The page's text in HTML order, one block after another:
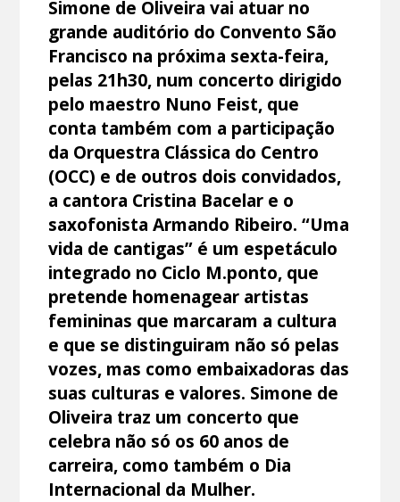
Simone de Oliveira vai atuar no
grande auditório do Convento São
Francisco na próxima sexta-feira,
pelas 21h30, num concerto dirigido
pelo maestro Nuno Feist, que
conta também com a participação
da Orquestra Clássica do Centro
(OCC) e de outros dois convidados,
a cantora Cristina Bacelar e o
saxofonista Armando Ribeiro. “Uma
vida de cantigas” é um espetáculo
integrado no Ciclo M.ponto, que
pretende homenagear artistas
femininas que marcaram a cultura
e que se distinguiram não só pelas
vozes, mas como embaixadoras das
suas culturas e valores. Simone de
Oliveira traz um concerto que
celebra não só os 60 anos de
carreira, como também o Dia
Internacional da Mulher.